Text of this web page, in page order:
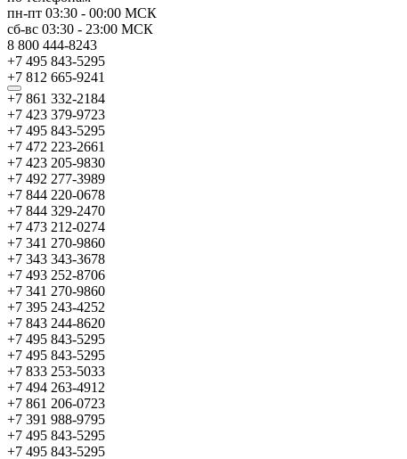
пн-пт 03:30 - 00:00 МСК
сб-вс 03:30 - 23:00 МСК
8 800 444-8243
+7 495 843-5295
+7 812 665-9241
+7 861 332-2184
+7 423 379-9723
+7 495 843-5295
+7 472 223-2661
+7 423 205-9830
+7 492 277-3989
+7 844 220-0678
+7 844 329-2470
+7 473 212-0274
+7 341 270-9860
+7 343 343-3678
+7 493 252-8706
+7 341 270-9860
+7 395 243-4252
+7 843 244-8620
+7 495 843-5295
+7 495 843-5295
+7 833 253-5033
+7 494 263-4912
+7 861 206-0723
+7 391 988-9795
+7 495 843-5295
+7 495 843-5295